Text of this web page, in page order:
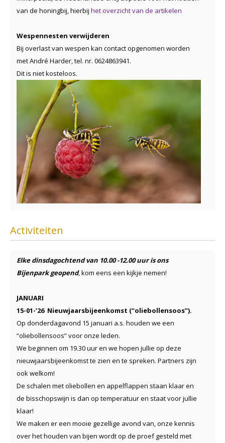
van de honingbij, hierbij het overzicht van de artikelen
Wespennesten verwijderen
Bij overlast van wespen kan contact opgenomen worden
met André Harder, tel. nr. 0624863941.
Dit is niet kosteloos.
Activiteiten
Elke dinsdagochtend van 10.00 -12.00 uur is ons
Bijenpark geopend, kom eens een kijkje nemen!
JANUARI
15-01-’26 Nieuwjaarsbijeenkomst (“oliebollensoos”).
Op donderdagavond 15 januari a.s. houden we een
“oliebollensoos” voor onze leden.
We beginnen om 19.30 uur en we hopen jullie op deze
nieuwjaarsbijeenkomst te zien en te spreken. Partners zijn
ook welkom!
De schalen met oliebollen en appelflappen staan klaar en
de bisschopswijn is dan op temperatuur en staat voor jullie
klaar!
We maken er een mooie gezellige avond van, onze kennis
over het houden van bijen wordt op de proef gesteld met